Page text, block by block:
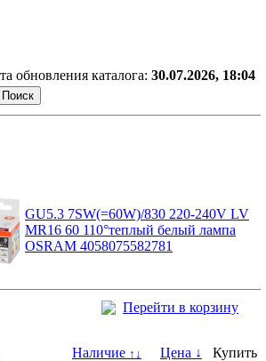
обновления каталога: 30.07.2026, 18:04
GU5.3 7SW(=60W)/830 220-240V LV
MR16 60 110°теплый белый лампа
OSRAM 4058075582781
Перейти в корзину
Наличие ↑ ↓ Цена ↓
Купить